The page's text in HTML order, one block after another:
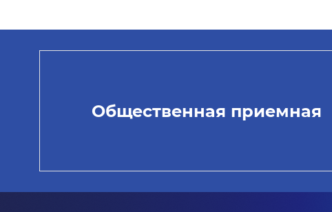
Общественная приемная